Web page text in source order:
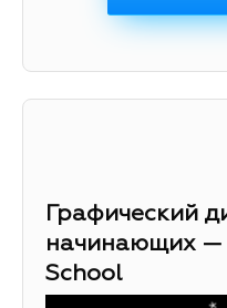
Графический
начинающих —
School